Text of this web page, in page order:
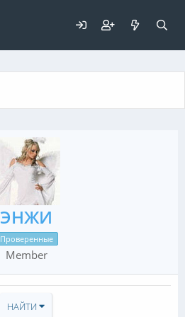
ЭНЖИ
Проверенные
Member
НАЙТИ
Для любых предложений по
сайту: elaizik@cp9.ru